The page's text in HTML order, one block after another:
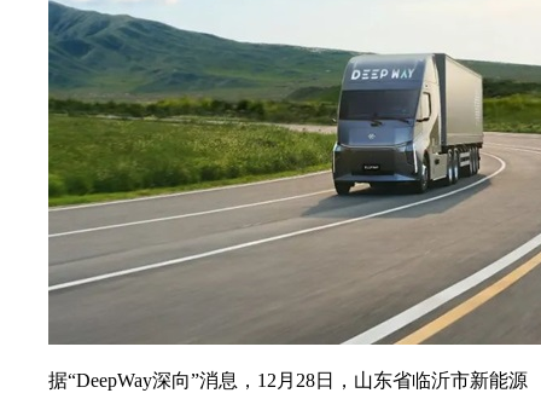
据“DeepWay深向”消息，12月28日，山东省临沂市新能源